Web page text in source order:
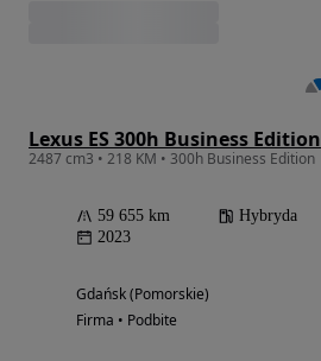
Lexus ES 300h Business Edition
59 655 km Hybryda
2023
Gdańsk (Pomorskie)
Firma • Podbite